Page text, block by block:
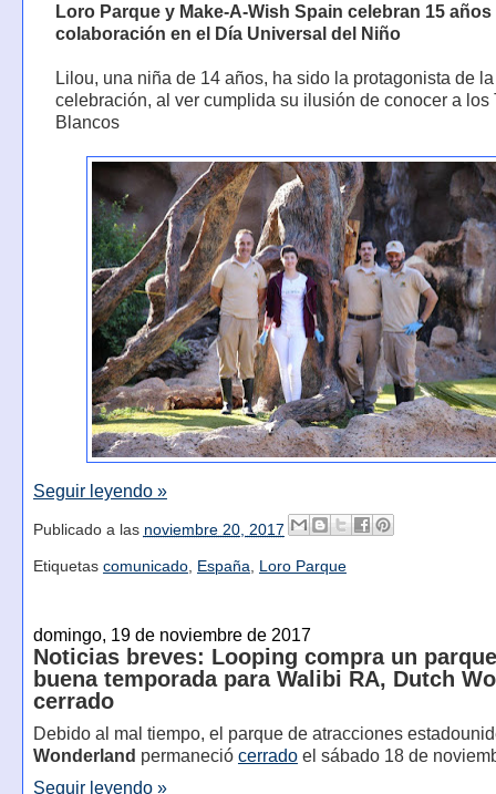
Loro Parque y Make-A-Wish Spain celebran 15 años
colaboración en el Día Universal del Niño
Lilou, una niña de 14 años, ha sido la protagonista de la
celebración, al ver cumplida su ilusión de conocer a los
Blancos
Seguir leyendo »
Publicado a las noviembre 20, 2017
Etiquetas comunicado, España Loro Parque
domingo, 19 de noviembre de 2017
Noticias breves: Looping compra un
buena temporada para Walibi RA, Dutch
cerrado
Debido al mal tiempo, el parque de atracciones
Wonderland permaneció cerradoel sábado 18 de
Seguir leyendo »